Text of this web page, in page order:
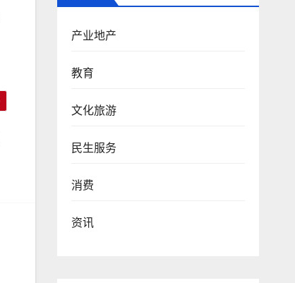
产业地产
教育
文化旅游
民生服务
消费
资讯